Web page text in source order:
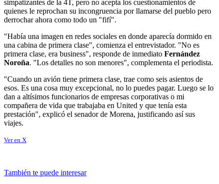
simpatizantes de la 4T, pero no acepta los cuestionamientos de
quienes le reprochan su incongruencia por llamarse del pueblo pero
derrochar ahora como todo un "fifí".
"Había una imagen en redes sociales en donde aparecía dormido en
una cabina de primera clase", comienza el entrevistador. "No es
primera clase, era business", responde de inmediato Fernández
Noroña. "Los detalles no son menores", complementa el periodista.
"Cuando un avión tiene primera clase, trae como seis asientos de
esos. Es una cosa muy excepcional, no lo puedes pagar. Luego se lo
dan a altísimos funcionarios de empresas corporativas o mi
compañera de vida que trabajaba en United y que tenía esta
prestación", explicó el senador de Morena, justificando así sus
viajes.
Ver en X
También te puede interesar